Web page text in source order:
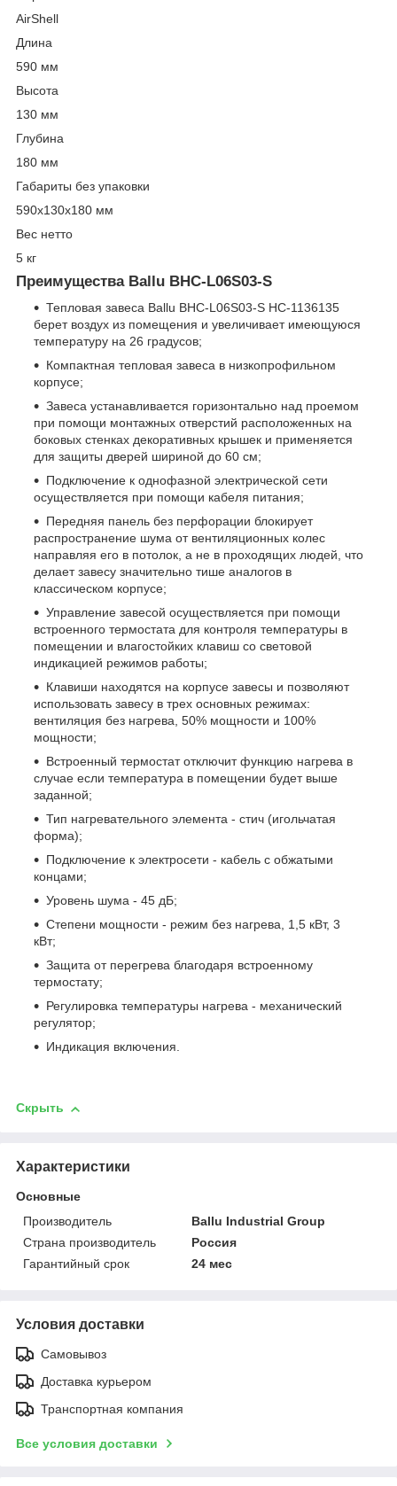
AirShell
Длина
590 мм
Высота
130 мм
Глубина
180 мм
Габариты без упаковки
590х130х180 мм
Вес нетто
5 кг
Преимущества Ballu BHC-L06S03-S
Тепловая завеса Ballu BHC-L06S03-S НС-1136135
берет воздух из помещения и увеличивает имеющуюся
температуру на 26 градусов;
Компактная тепловая завеса в низкопрофильном
корпусе;
Завеса устанавливается горизонтально над проемом
при помощи монтажных отверстий расположенных на
боковых стенках декоративных крышек и применяется
для защиты дверей шириной до 60 см;
Подключение к однофазной электрической сети
осуществляется при помощи кабеля питания;
Передняя панель без перфорации блокирует
распространение шума от вентиляционных колес
направляя его в потолок, а не в проходящих людей, что
делает завесу значительно тише аналогов в
классическом корпусе;
Управление завесой осуществляется при помощи
встроенного термостата для контроля температуры в
помещении и влагостойких клавиш со световой
индикацией режимов работы;
Клавиши находятся на корпусе завесы и позволяют
использовать завесу в трех основных режимах:
вентиляция без нагрева, 50% мощности и 100%
мощности;
Встроенный термостат отключит функцию нагрева в
случае если температура в помещении будет выше
заданной;
Тип нагревательного элемента - стич (игольчатая
форма);
Подключение к электросети - кабель с обжатыми
концами;
Уровень шума - 45 дБ;
Степени мощности - режим без нагрева, 1,5 кВт, 3
кВт;
Защита от перегрева благодаря встроенному
термостату;
Регулировка температуры нагрева - механический
регулятор;
Индикация включения.
Скрыть
Характеристики
Основные
Производитель
Ballu Industrial Group
Страна производитель
Россия
Гарантийный срок
24 мес
Условия доставки
Самовывоз
Доставка курьером
Транспортная компания
Все условия доставки